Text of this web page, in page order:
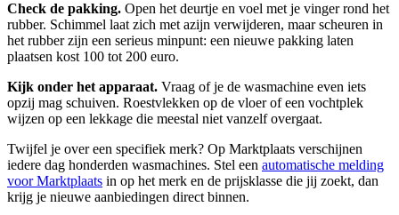
Check de pakking. Open het deurtje en voel met je vinger rond het
rubber. Schimmel laat zich met azijn verwijderen, maar scheuren in
het rubber zijn een serieus minpunt: een nieuwe pakking laten
plaatsen kost 100 tot 200 euro.
Kijk onder het apparaat. Vraag of je de wasmachine even iets
opzij mag schuiven. Roestvlekken op de vloer of een vochtplek
wijzen op een lekkage die meestal niet vanzelf overgaat.
Twijfel je over een specifiek merk? Op Marktplaats verschijnen
iedere dag honderden wasmachines. Stel een automatische melding
voor Marktplaats in op het merk en de prijsklasse die jij zoekt, dan
krijg je nieuwe aanbiedingen direct binnen.